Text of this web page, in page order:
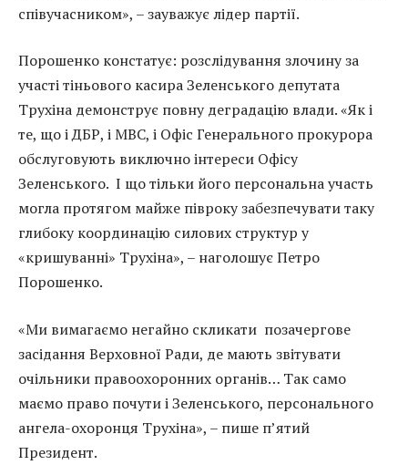
співучасником», – зауважує лідер партії.
Порошенко констатує: розслідування злочину за
участі тіньового касира Зеленського депутата
Трухіна демонструє повну деградацію влади. «Як і
те, що і ДБР, і МВС, і Офіс Генерального прокурора
обслуговують виключно інтереси Офісу
Зеленського. І що тільки його персональна участь
могла протягом майже півроку забезпечувати таку
глибоку координацію силових структур у
«кришуванні» Трухіна», – наголошує Петро
Порошенко.
«Ми вимагаємо негайно скликати позачергове
засідання Верховної Ради, де мають звітувати
очільники правоохоронних органів… Так само
маємо право почути і Зеленського, персонального
ангела-охоронця Трухіна», – пише п’ятий
Президент.